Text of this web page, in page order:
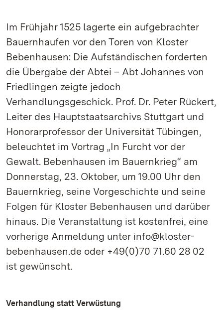
Im Frühjahr 1525 lagerte ein aufgebrachter
Bauernhaufen vor den Toren von Kloster
Bebenhausen: Die Aufständischen forderten
die Übergabe der Abtei – Abt Johannes von
Friedlingen zeigte jedoch
Verhandlungsgeschick. Prof. Dr. Peter Rückert,
Leiter des Hauptstaatsarchivs Stuttgart und
Honorarprofessor der Universität Tübingen,
beleuchtet im Vortrag „In Furcht vor der
Gewalt. Bebenhausen im Bauernkrieg“ am
Donnerstag, 23. Oktober, um 19.00 Uhr den
Bauernkrieg, seine Vorgeschichte und seine
Folgen für Kloster Bebenhausen und darüber
hinaus. Die Veranstaltung ist kostenfrei, eine
vorherige Anmeldung unter info@kloster-
bebenhausen.de oder +49(0)70 71.60 28 02
ist gewünscht.
Verhandlung statt Verwüstung